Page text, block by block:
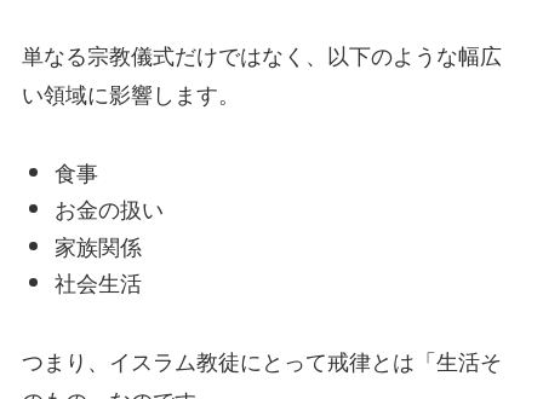
単なる宗教儀式だけではなく、以下のような幅広
い領域に影響します。
食事
お金の扱い
家族関係
社会生活
つまり、イスラム教徒にとって戒律とは「生活そ